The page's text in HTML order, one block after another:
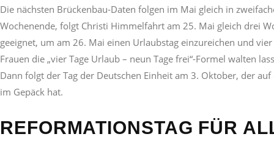
Die nächsten Brückenbau-Daten folgen im Mai gleich in
Wochenende, folgt Christi Himmelfahrt am 25. Mai gleich drei
geeignet, um am 26. Mai einen Urlaubstag einzureichen und
Frauen die „vier Tage Urlaub – neun Tage frei“-Formel walten
Dann folgt der Tag der Deutschen Einheit am 3. Oktober, der
im Gepäck hat.
REFORMATIONSTAG FÜR